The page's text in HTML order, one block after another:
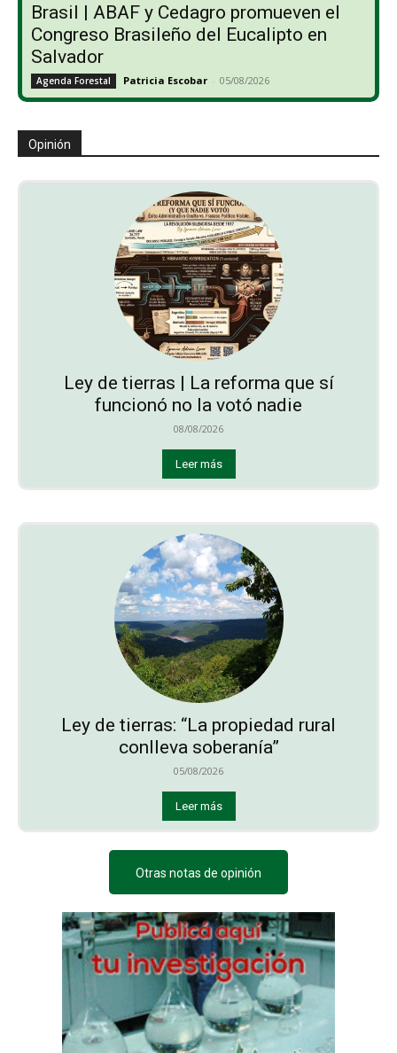
Brasil | ABAF y Cedagro promueven el
Congreso Brasileño del Eucalipto en
Salvador
Agenda Forestal Patricia Escobar - 05/08/2026
Opinión
Ley de tierras | La reforma que sí
funcionó no la votó nadie
08/08/2026
Leer más
Ley de tierras: “La propiedad rural
conlleva soberanía”
05/08/2026
Leer más
Otras notas de opinión